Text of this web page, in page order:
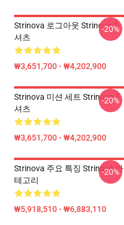
Strinova 로그아웃 Strinova T-
셔츠
₩3,651,700 - ₩4,202,900
-20%
Strinova 미션 세트 Strinova T-
셔츠
₩3,651,700 - ₩4,202,900
-20%
Strinova 주요 특징 Strinova 카
테고리
₩5,918,510 - ₩6,883,110
-20%